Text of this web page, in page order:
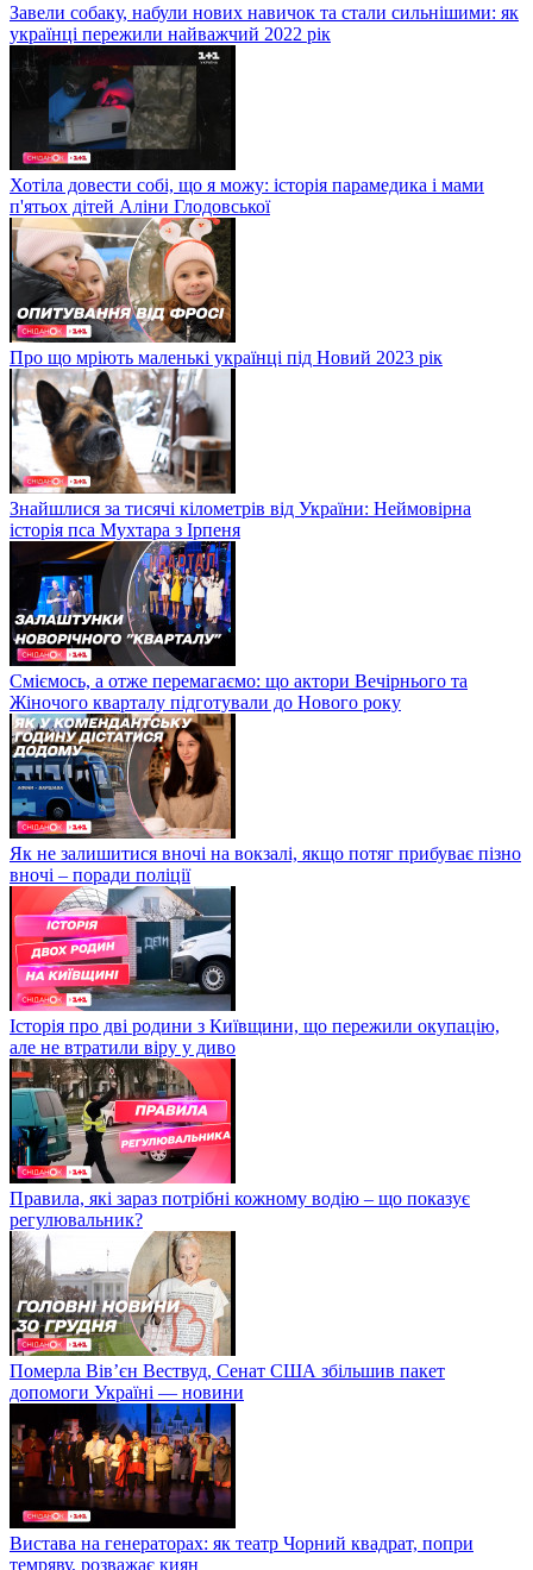
Завели собаку, набули нових навичок та стали сильнішими: як
українці пережили найважчий 2022 рік
Хотіла довести собі, що я можу: історія парамедика і мами
п'ятьох дітей Аліни Глодовської
Про що мріють маленькі українці під Новий 2023 рік
Знайшлися за тисячі кілометрів від України: Неймовірна
історія пса Мухтара з Ірпеня
Сміємось, а отже перемагаємо: що актори Вечірнього та
Жіночого кварталу підготували до Нового року
Як не залишитися вночі на вокзалі, якщо потяг прибуває пізно
вночі – поради поліції
Історія про дві родини з Київщини, що пережили окупацію,
але не втратили віру у диво
Правила, які зараз потрібні кожному водію – що показує
регулювальник?
Померла Вівʼєн Вествуд, Сенат США збільшив пакет
допомоги Україні — новини
Вистава на генераторах: як театр Чорний квадрат, попри
темряву, розважає киян